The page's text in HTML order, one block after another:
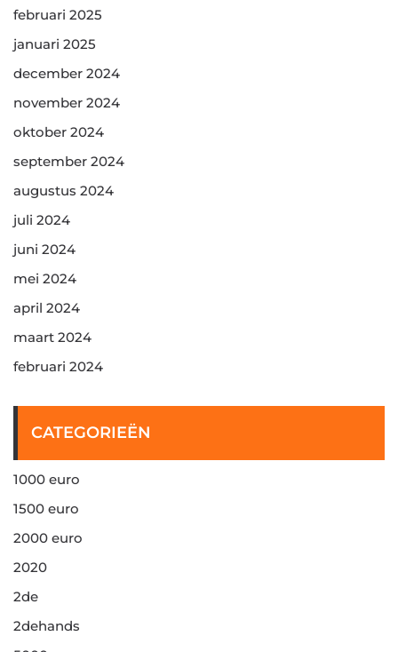
februari 2025
januari 2025
december 2024
november 2024
oktober 2024
september 2024
augustus 2024
juli 2024
juni 2024
mei 2024
april 2024
maart 2024
februari 2024
CATEGORIEËN
1000 euro
1500 euro
2000 euro
2020
2de
2dehands